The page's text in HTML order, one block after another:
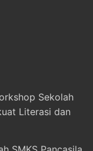
Sekolah
Literasi dan